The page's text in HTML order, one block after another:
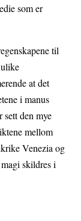
som er
til
at det
i manus
den mye
mellom
Venezia og
skildres i